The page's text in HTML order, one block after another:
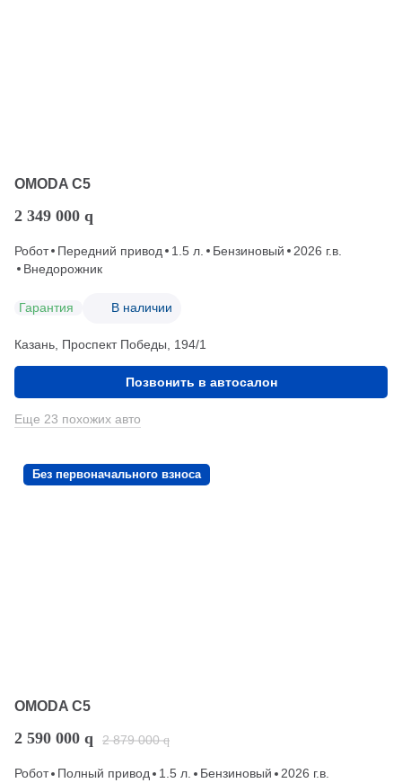
OMODA C5
2 349 000 q
Робот Передний привод 1.5 л. Бензиновый
2026 г.в.
Внедорожник
Гарантия В наличии
Казань, Проспект Победы, 194/1
Позвонить в автосалон
Еще 23 похожих авто
Без первоначального взноса
OMODA C5
2 590 000 q 2 879 000 q
Робот Полный привод 1.5 л. Бензиновый
2026 г.в.